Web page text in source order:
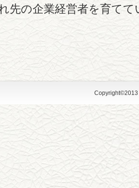
先の企業経営者を育て
Copyright©2013